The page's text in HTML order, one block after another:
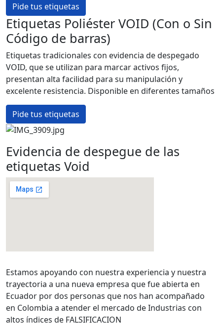
Pide tus etiquetas
Etiquetas Poliéster VOID (Con o Sin
Código de barras)
Etiquetas tradicionales con evidencia de despegado
VOID, que se utilizan para marcar activos fijos,
presentan alta facilidad para su manipulación y
excelente resistencia. Disponible en diferentes tamaños
Pide tus etiquetas
Evidencia de despegue de las
etiquetas Void
Estamos apoyando con nuestra experiencia y nuestra
trayectoria a una nueva empresa que fue abierta en
Ecuador por dos personas que nos han acompañado
en Colombia a atender el mercado de Industrias con
altos índices de FALSIFICACION